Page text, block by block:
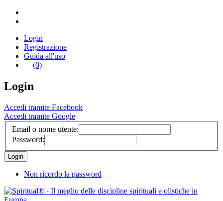
Login
Registrazione
Guida all'uso
(0)
Login
Accedi tramite Facebook
Accedi tramite Google
Email o nome utente:
Password:
Non ricordo la password